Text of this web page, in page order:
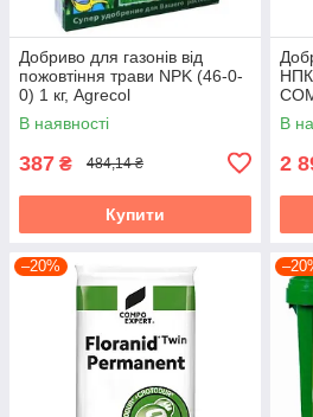
Добриво для газонів від
пожовтіння трави NPK (46-0-
0) 1 кг, Agrecol
В наявності
387 ₴ 484,14 ₴
Купити
НПК
В
2
–20%